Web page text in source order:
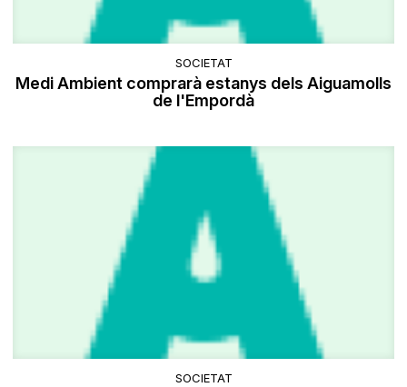
SOCIETAT
Medi Ambient comprarà estanys dels Aiguamolls
de l'Empordà
SOCIETAT